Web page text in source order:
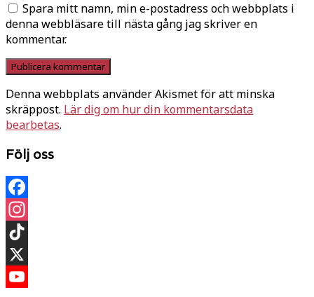
Spara mitt namn, min e-postadress och webbplats i
denna webbläsare till nästa gång jag skriver en
kommentar.
Denna webbplats använder Akismet för att minska
skräppost. Lär dig om hur din kommentarsdata
bearbetas.
Följ oss
Facebook
Instagram
TikTok
X